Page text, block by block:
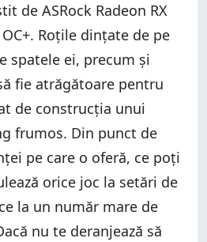
de ASRock Radeon RX
OC+. Roțile dințate de pe
spatele ei, precum și
fie atrăgătoare pentru
de construcția unui
frumos. Din punct de
pe care o oferă, ce poți
orice joc la setări de
la un număr mare de
nu te deranjează să